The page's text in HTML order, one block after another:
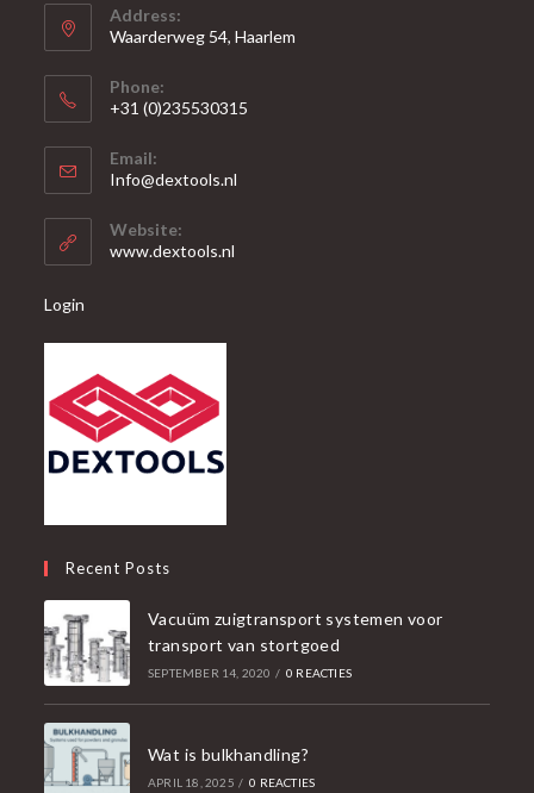
Address:
Waarderweg 54, Haarlem
Phone:
+31 (0)235530315
in
je
toepassing
Email:
Info@dextools.nl
Website:
www.dextools.nl
Login
Recent Posts
Vacuüm zuigtransport systemen voor
transport van stortgoed
SEPTEMBER 14, 2020 / 0 REACTIES
Wat is bulkhandling?
APRIL 18, 2025 / 0 REACTIES